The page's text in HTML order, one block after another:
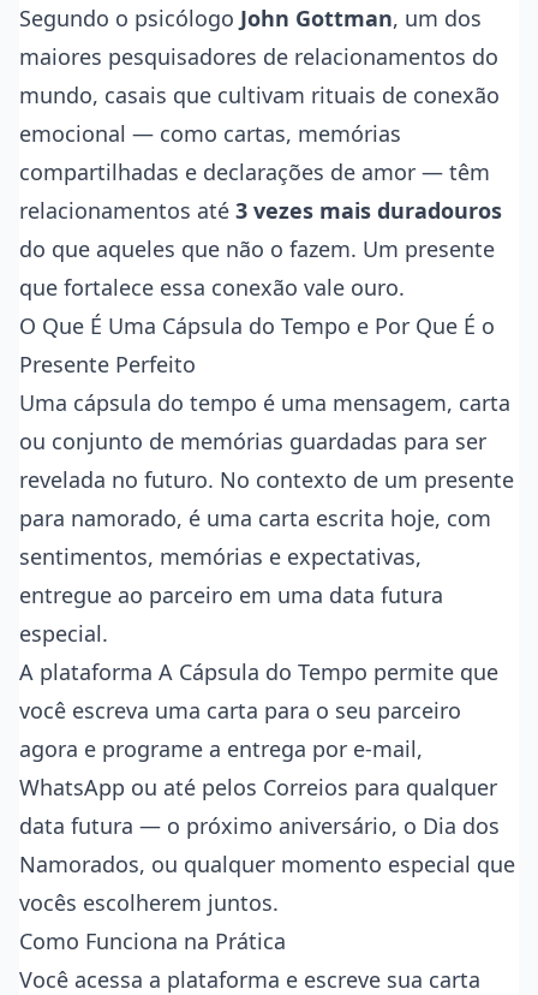
Segundo o psicólogo John Gottman, um dos
maiores pesquisadores de relacionamentos do
mundo, casais que cultivam rituais de conexão
emocional — como cartas, memórias
compartilhadas e declarações de amor — têm
relacionamentos até 3 vezes mais duradouros
do que aqueles que não o fazem. Um presente
que fortalece essa conexão vale ouro.
O Que É Uma Cápsula do Tempo e Por Que É o
Presente Perfeito
Uma cápsula do tempo é uma mensagem, carta
ou conjunto de memórias guardadas para ser
revelada no futuro. No contexto de um presente
para namorado, é uma carta escrita hoje, com
sentimentos, memórias e expectativas,
entregue ao parceiro em uma data futura
especial.
A plataforma A Cápsula do Tempo permite que
você escreva uma carta para o seu parceiro
agora e programe a entrega por e-mail,
WhatsApp ou até pelos Correios para qualquer
data futura — o próximo aniversário, o Dia dos
Namorados, ou qualquer momento especial que
vocês escolherem juntos.
Como Funciona na Prática
Você acessa a plataforma e escreve sua carta